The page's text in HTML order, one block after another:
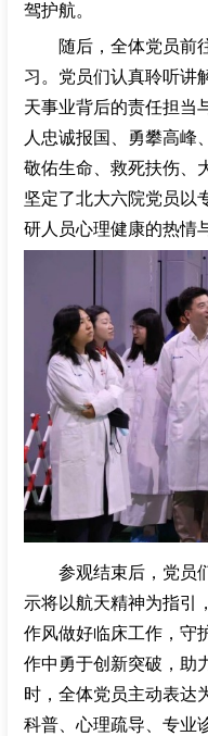
驾护航。
随后，全体党员前
习。党员们认真聆听讲
天事业背后的责任担当
人忠诚报国、勇攀高峰
敬佑生命、救死扶伤、
坚定了北大六院党员以
研人员心理健康的热情
参观结束后，党员
示将以航天精神为指引
作风做好临床工作，守
作中勇于创新突破，助
时，全体党员主动表达
科普、心理疏导、专业